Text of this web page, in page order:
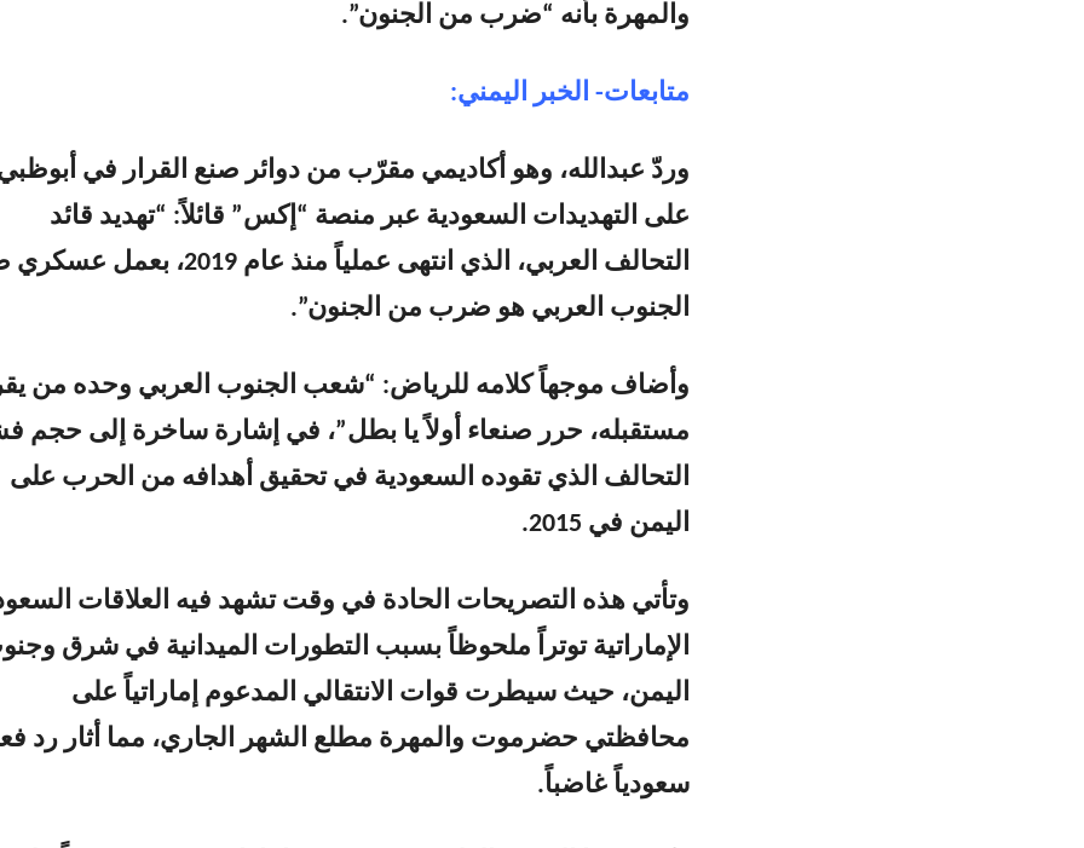
والمهرة بأنه “ضرب من الجنون”.
متابعات- الخبر اليمني:
وردّ عبدالله، وهو أكاديمي مقرّب من دوائر صنع القرار في
على التهديدات السعودية عبر منصة “إكس” قائلاً: “تهديد قائد
التحالف العربي، الذي انتهى عملياً منذ عام 2019،
الجنوب العربي هو ضرب من الجنون”.
وأضاف موجهاً كلامه للرياض: “شعب الجنوب العربي وحده من
مستقبله، حرر صنعاء أولاً يا بطل”، في إشارة ساخرة إلى حجم
التحالف الذي تقوده السعودية في تحقيق أهدافه من الحرب على
اليمن في 2015.
وتأتي هذه التصريحات الحادة في وقت تشهد فيه العلاقات
الإماراتية توتراً ملحوظاً بسبب التطورات الميدانية في شرق
اليمن، حيث سيطرت قوات الانتقالي المدعوم إماراتياً على
محافظتي حضرموت والمهرة مطلع الشهر الجاري، مما أثار رد
سعودياً غاضباً.